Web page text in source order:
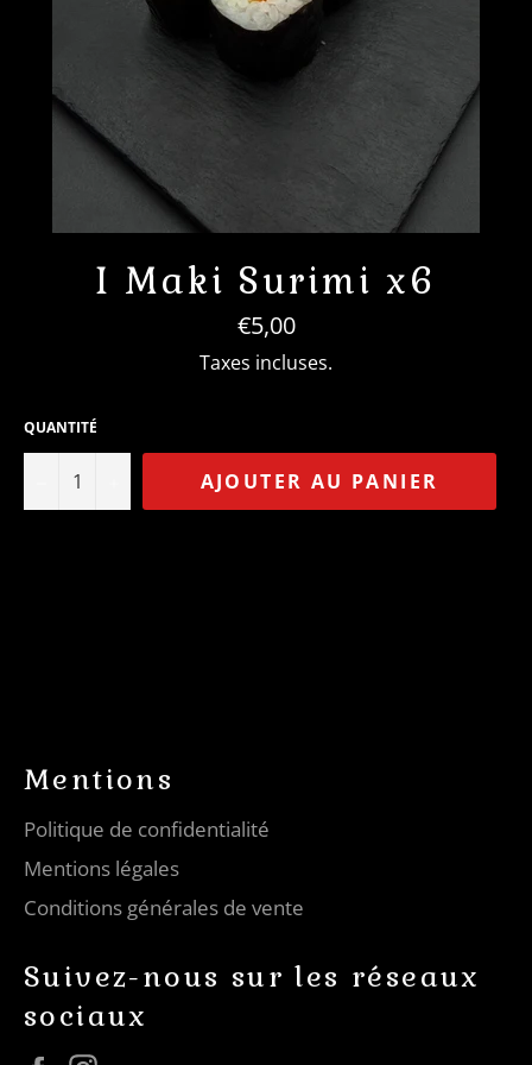
I Maki Surimi x6
Prix
régulier
€5,00
Taxes incluses.
QUANTITÉ
AJOUTER AU PANIER
Mentions
Politique de confidentialité
Mentions légales
Conditions générales de vente
Suivez-nous sur les réseaux
sociaux